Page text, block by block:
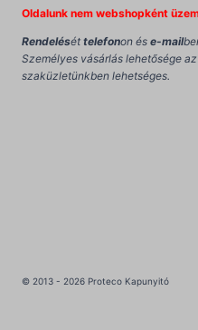
Oldalunk nem webshopként
Rendelését telefonon és e-mail
Személyes vásárlás lehetősége
szaküzletünkben lehetséges.
© 2013 - 2026 Proteco Kapunyitó